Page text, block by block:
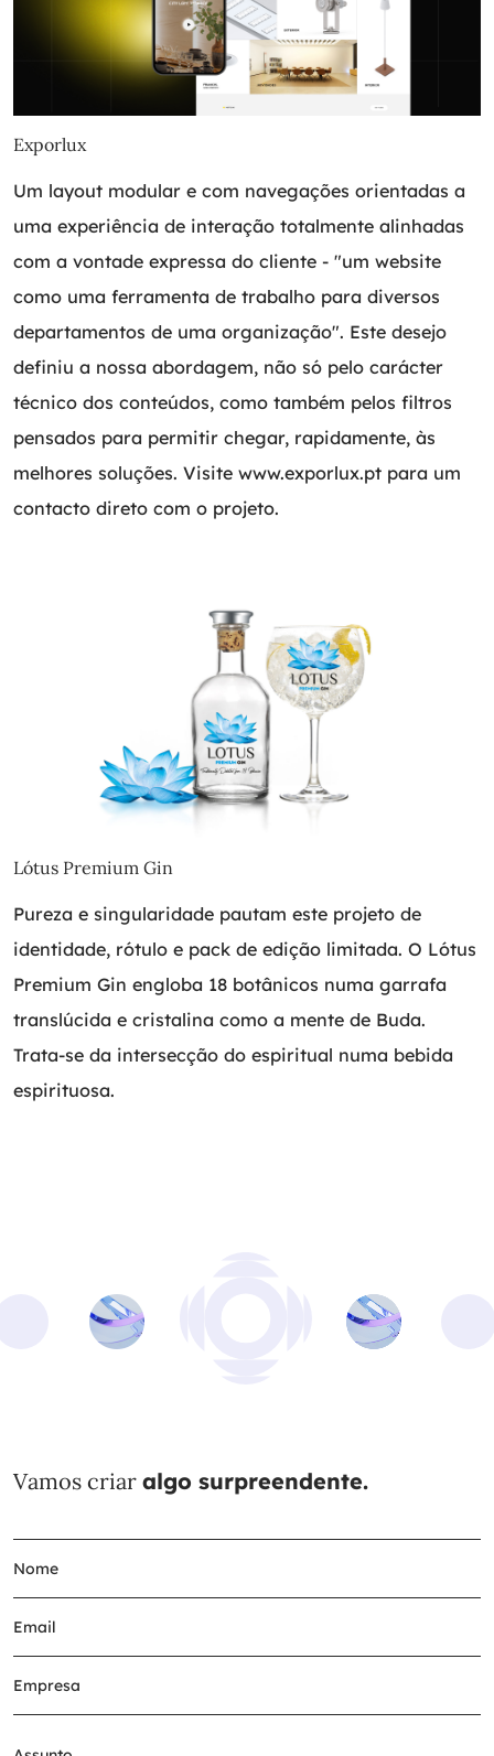
Exporlux
Um layout modular e com navegações orientadas a
uma experiência de interação totalmente alinhadas
com a vontade expressa do cliente - "um website
como uma ferramenta de trabalho para diversos
departamentos de uma organização". Este desejo
definiu a nossa abordagem, não só pelo carácter
técnico dos conteúdos, como também pelos filtros
pensados para permitir chegar, rapidamente, às
melhores soluções. Visite www.exporlux.pt para um
contacto direto com o projeto.
Lótus Premium Gin
Pureza e singularidade pautam este projeto de
identidade, rótulo e pack de edição limitada. O Lótus
Premium Gin engloba 18 botânicos numa garrafa
translúcida e cristalina como a mente de Buda.
Trata-se da intersecção do espiritual numa bebida
espirituosa.
Vamos criar algo surpreendente.